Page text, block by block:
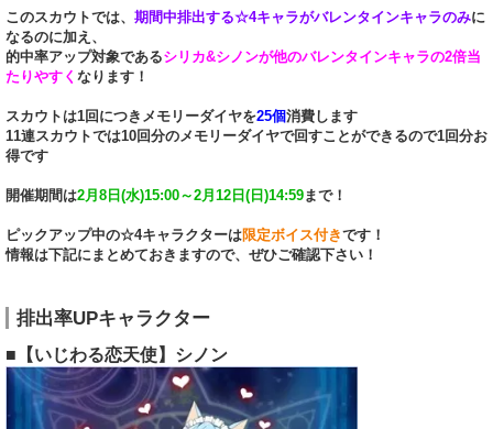
このスカウトでは、 期間中排出する☆4キャラがバレンタインキャラのみに
なるのに加え、
的中率アップ対象であるシリカ&シノンが他のバレンタインキャラの2倍当
たりやすく なります！
スカウトは1回につきメモリーダイヤを25個消費します
11連スカウトでは10回分のメモリーダイヤで回すことができるので1回分お
得です
開催期間は2月8日(水)15:00～2月12日(日)14:59まで！
ピックアップ中の☆4キャラクターは限定ボイス付きです！
情報は下記にまとめておきますので、ぜひご確認下さい！
排出率UPキャラクター
■【いじわる恋天使】シノン